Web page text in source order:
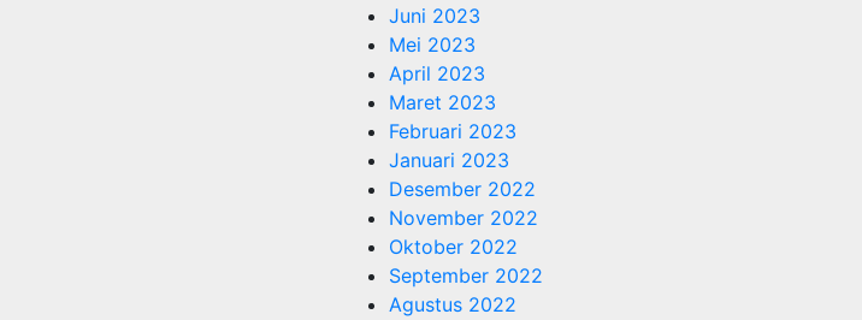
Juni 2023
Mei 2023
April 2023
Maret 2023
Februari 2023
Januari 2023
Desember 2022
November 2022
Oktober 2022
September 2022
Agustus 2022